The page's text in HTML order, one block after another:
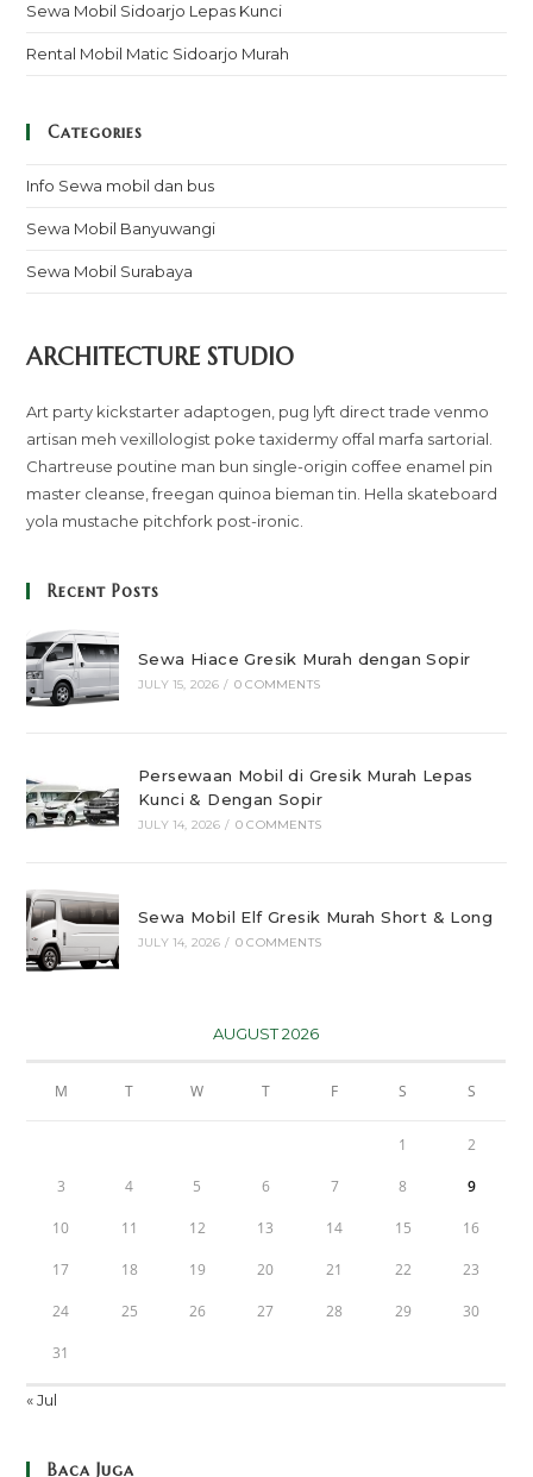
Sewa Mobil Sidoarjo Lepas Kunci
Rental Mobil Matic Sidoarjo Murah
Categories
Info Sewa mobil dan bus
Sewa Mobil Banyuwangi
Sewa Mobil Surabaya
ARCHITECTURE STUDIO
Art party kickstarter adaptogen, pug lyft direct trade venmo
artisan meh vexillologist poke taxidermy offal marfa sartorial.
Chartreuse poutine man bun single-origin coffee enamel pin
master cleanse, freegan quinoa bieman tin. Hella skateboard
yola mustache pitchfork post-ironic.
Recent Posts
Sewa Hiace Gresik Murah dengan Sopir
JULY 15, 2026 / 0 COMMENTS
Persewaan Mobil di Gresik Murah Lepas
Kunci & Dengan Sopir
JULY 14, 2026 / 0 COMMENTS
Sewa Mobil Elf Gresik Murah Short & Long
JULY 14, 2026 / 0 COMMENTS
AUGUST 2026
M T W T F S S
1 2
3 4 5 6 7 8 9
10 11 12 13 14 15 16
17 18 19 20 21 22 23
24 25 26 27 28 29 30
31
« Jul
Baca Juga